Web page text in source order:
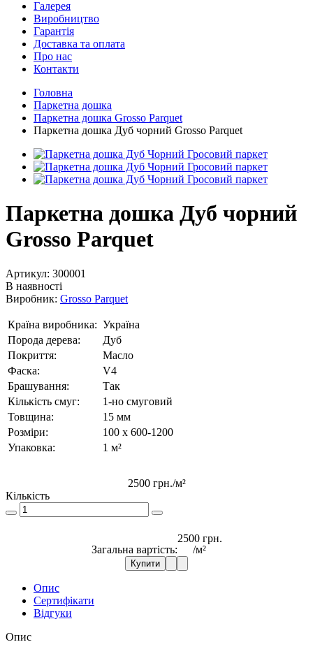
Галерея
Виробництво
Гарантія
Доставка та оплата
Про нас
Контакти
Головна
Паркетна дошка
Паркетна дошка Grosso Parquet
Паркетна дошка Дуб чорний Grosso Parquet
Паркетна дошка Дуб чорний
Grosso Parquet
Артикул: 300001
В наявності
Виробник: Grosso Parquet
Країна виробника: Україна
Порода дерева:
Дуб
Покриття:
Масло
Фаска:
V4
Брашування:
Так
Кількість смуг:
1-но смуговий
Товщина:
15 мм
Розміри:
100 x 600-1200
Упаковка:
1 м²
2500 грн./м²
Кількість
Загальна вартість:
2500 грн.
/м²
Купити
Опис
Сертифікати
Відгуки
Опис